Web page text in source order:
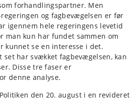
forhandlingspartner. Men
og fagbevægelsen er før
igennem hele regeringens levetid
man kun har fundet sammen om
kunnet se en interesse i det.
set har svækket fagbevægelsen, kan
Disse tre faser er
denne analyse.
den 20. august i en revideret